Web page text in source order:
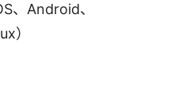
、Android、
）